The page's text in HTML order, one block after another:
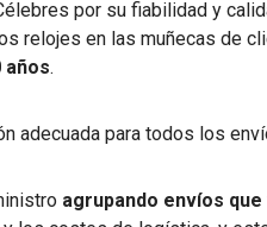
por su fiabilidad y
relojes en las muñecas de
años.
adecuada para todos los
agrupando envíos